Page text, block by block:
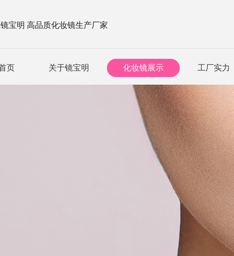
宝明 高品质化妆镜生产厂家
页 关于镜宝明 化妆镜展示 工厂实力